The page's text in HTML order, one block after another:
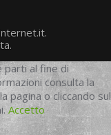
parti al fine di
consulta la
pagina o cliccando sul
Accetto